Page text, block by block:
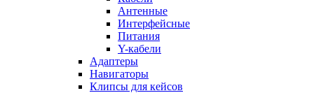
Антенные
Интерфейсные
Питания
Y-кабели
Адаптеры
Навигаторы
Клипсы для кейсов